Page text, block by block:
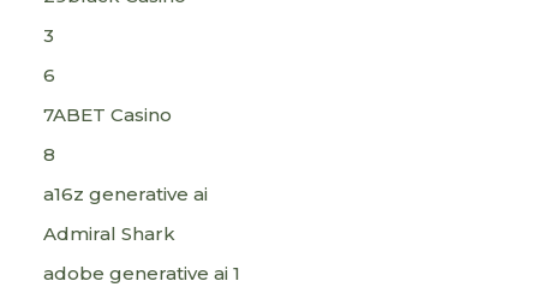
3
6
7ABET Casino
8
a16z generative ai
Admiral Shark
adobe generative ai 1